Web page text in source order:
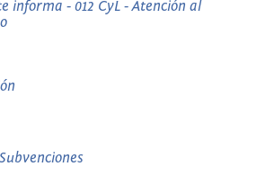
informa - 012 CyL - Atención al